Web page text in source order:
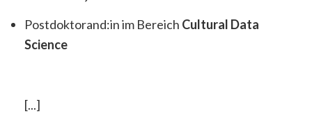
Postdoktorand:in im Bereich Cultural Data
Science
[...]